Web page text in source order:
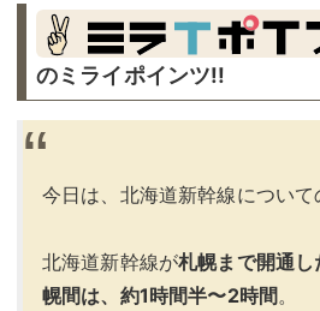
のミライポインツ!!︎
今日は、北海道新幹線について
北海道新幹線が札幌まで開通
幌間は、約1時間半〜2時間。